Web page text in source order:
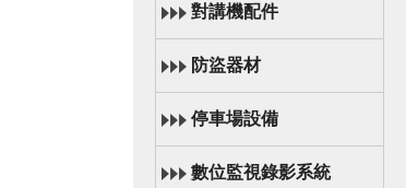
對講機配件
防盜器材
停車場設備
數位監視錄影系統